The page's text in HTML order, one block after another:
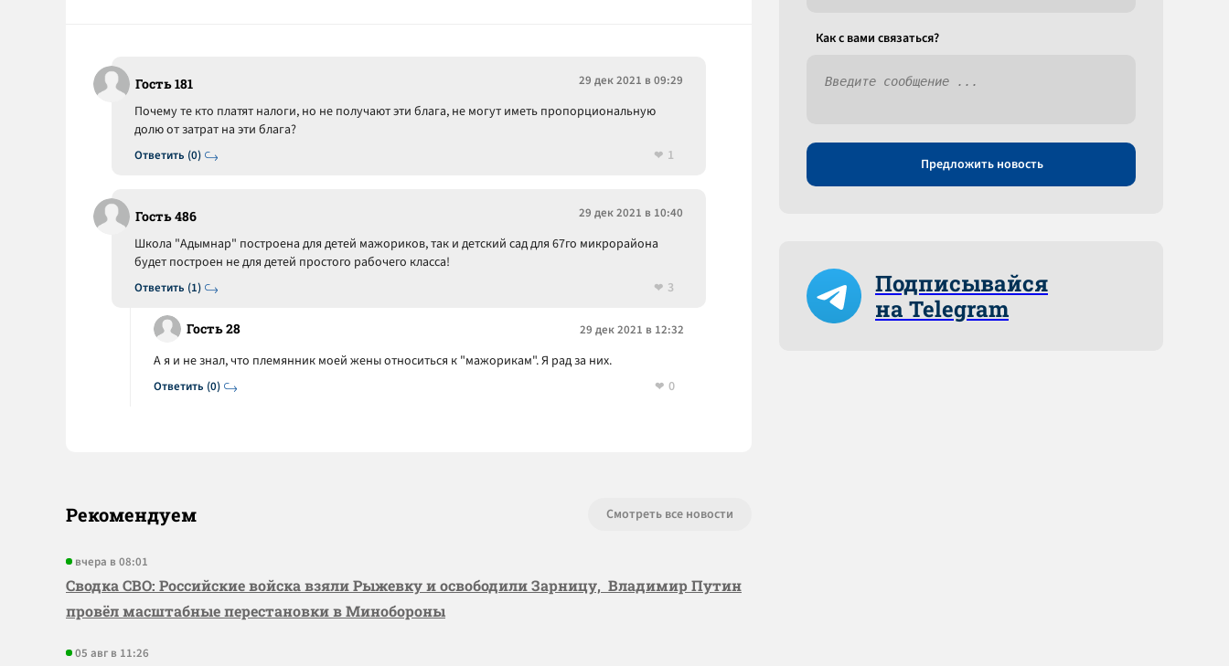
Гость 181 29 дек 2021 в 09:29
Ответить (0)
Почему те кто платят налоги, но не получают эти блага, не могут иметь пропорциональную
долю от затрат на эти блага?
1
Гость 486 29 дек 2021 в 10:40
Ответить (1)
Школа "Адымнар" построена для детей мажориков, так и детский сад для 67го микрорайона
будет построен не для детей простого рабочего класса!
3
Гость 28 29 дек 2021 в 12:32
Ответить (0)
А я и не знал, что племянник моей жены относиться к "мажорикам". Я рад за них.
0
Рекомендуем Смотреть все новости
вчера в 08:01
Сводка СВО: Российские войска взяли Рыжевку и освободили Зарницу, Владимир Путин
провёл масштабные перестановки в Минобороны
05 авг в 11:26
Как c вами связаться?
Предложить новость
Подписывайся
на Telegram